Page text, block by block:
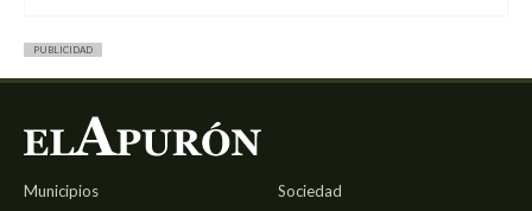
PUBLICIDAD
Municipios
Sociedad